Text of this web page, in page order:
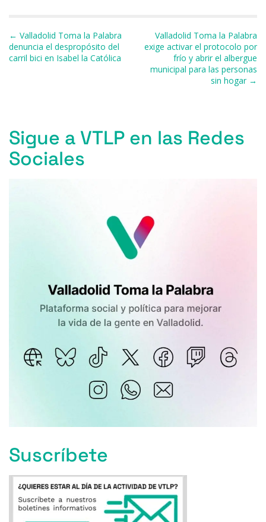
o
o
k
y
s
m
ti
r
Navegación de entradas
← Valladolid Toma la Palabra
denuncia el despropósito del
carril bici en Isabel la Católica
Valladolid Toma la Palabra
exige activar el protocolo por
frío y abrir el albergue
municipal para las personas
sin hogar →
Sigue a VTLP en las Redes
Sociales
Suscríbete